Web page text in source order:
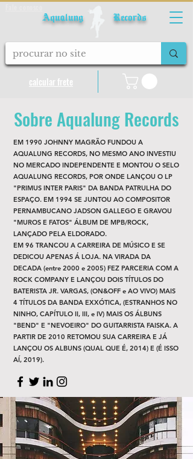
Aqualung Records
calcular frete
Sobre Aqualung Records
EM 1990 JOHNNY MAGRÃO FUNDOU A
AQUALUNG RECORDS, NO MESMO ANO INVESTIU
NO MERCADO INDEPENDENTE E MONTOU O SELO
AQUALUNG RECORDS, POR ONDE LANÇOU O LP
"PRIMUS INTER PARIS" DA BANDA PATRULHA DO
ESPAÇO. EM 1994 SE JUNTOU AO COMPOSITOR
PERNAMBUCANO JADSON GALLEGO E GRAVOU
"MUROS E FATOS" ÁLBUM DE MPB/ROCK,
LANÇADO PELA ELDORADO.
EM 96 TRANCOU A CARREIRA DE MÚSICO E SE
DEDICOU APENAS Á LOJA. NA VIRADA DA
DECADA (entre 2000 e 2005) FEZ PARCERIA COM A
ROCK COMPANY E LANÇOU DOIS TÍTULOS DO
BATERISTA JR. VARGAS, (ON&OFF e AO VIVO) MAIS
4 TÍTULOS DA BANDA EXXÓTICA, (ESTRANHOS NO
NINHO, CAPÍTULO II, III, e IV) MAIS OS ÁLBUNS
"BEND" E "NEVOEIRO" DO GUITARRISTA FAISKA. A
PARTIR DE 2010 RETOMOU SUA CARREIRA E JÁ
LANÇOU OS ALBUNS (QUAL QUE É, 2014) E (É ISSO
AÍ, 2019).